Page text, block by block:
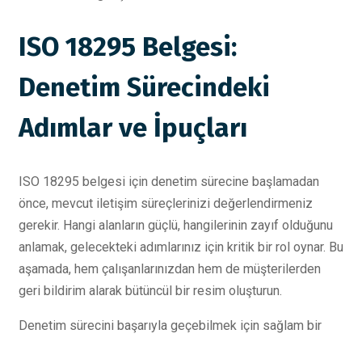
ISO 18295 Belgesi:
Denetim Sürecindeki
Adımlar ve İpuçları
ISO 18295 belgesi için denetim sürecine başlamadan
önce, mevcut iletişim süreçlerinizi değerlendirmeniz
gerekir. Hangi alanların güçlü, hangilerinin zayıf olduğunu
anlamak, gelecekteki adımlarınız için kritik bir rol oynar. Bu
aşamada, hem çalışanlarınızdan hem de müşterilerden
geri bildirim alarak bütüncül bir resim oluşturun.
Denetim sürecini başarıyla geçebilmek için sağlam bir